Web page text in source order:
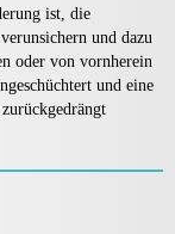
ist, die
und dazu
oder von vornherein
und eine